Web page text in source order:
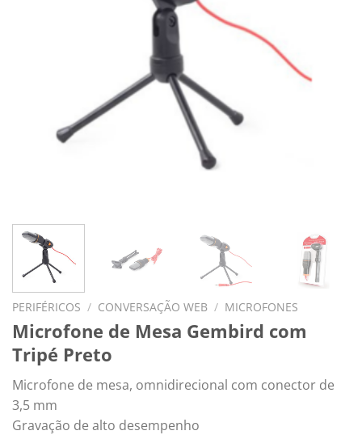
PERIFÉRICOS / CONVERSAÇÃO WEB / MICROFONES
Microfone de Mesa Gembird com
Tripé Preto
Microfone de mesa, omnidirecional com conector de
3,5 mm
Gravação de alto desempenho